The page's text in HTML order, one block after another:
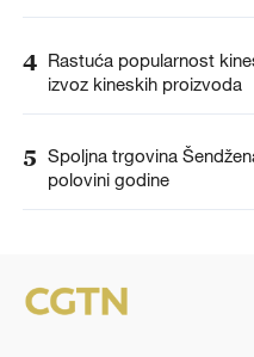
4 Rastuća popularnost
izvoz kineskih proizvoda
5 Spoljna trgovina
polovini godine